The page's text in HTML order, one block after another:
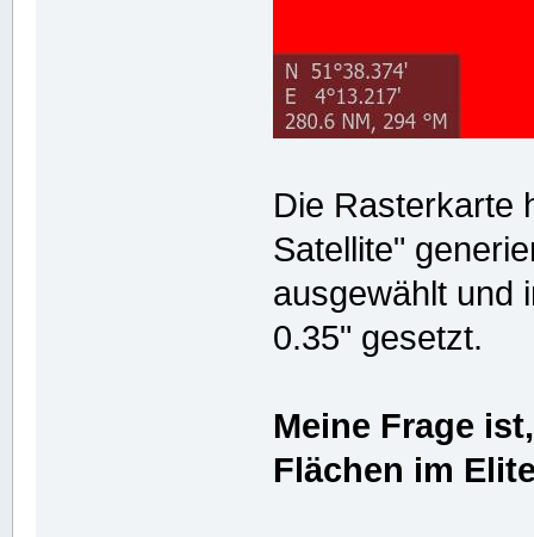
Die Rasterkarte
Satellite"
ausgewählt und
0.35" gesetzt.
Meine Frage
Flächen im